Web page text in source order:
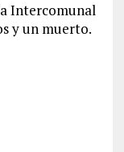
Intercomunal
y un muerto.